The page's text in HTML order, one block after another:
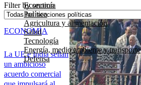
Economía
Política
Agricultura y alimentación
Salud
Tecnología
Energía, medio ambiente y transporte
Defensa
Filter by section
La UE e India sellan
un ambicioso
acuerdo comercial
ECONOMÍA